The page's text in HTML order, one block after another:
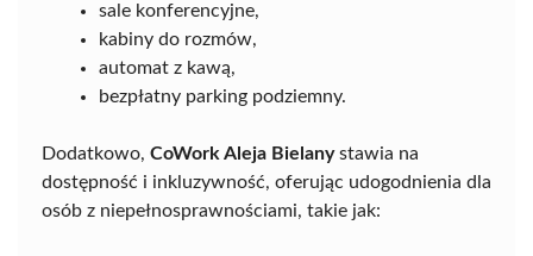
sale konferencyjne,
kabiny do rozmów,
automat z kawą,
bezpłatny parking podziemny.
Dodatkowo, CoWork Aleja Bielanystawia na
dostępność i inkluzywność, oferując udogodnienia dla
osób z niepełnosprawnościami, takie jak: